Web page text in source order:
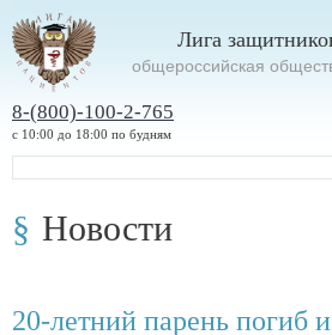
Лига
oбщероссийская
8-(800)-100-2-765
с 10:00 до 18:00 по будням
Новости
20-летний парень погиб